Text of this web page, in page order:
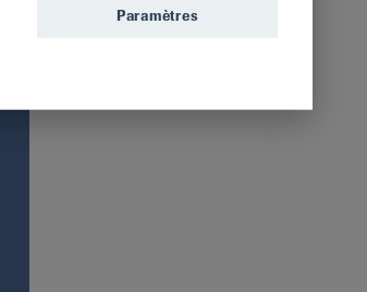
Paramètres